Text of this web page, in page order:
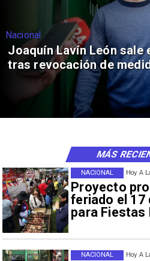
Nacional
Joaquín Lavín León sale
tras revocación de
Hoy A
Proyecto
feriado el 17
para Fiestas
NACIONAL
Hoy A
NACIONAL
MÁS